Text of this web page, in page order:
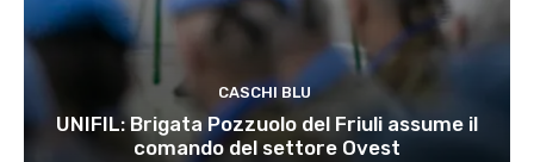
CASCHI BLU
UNIFIL: Brigata Pozzuolo del Friuli assume il
comando del settore Ovest